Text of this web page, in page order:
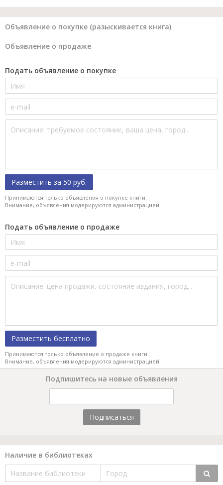
Объявление о покупке (разыскивается книга)
Объявление о продаже
Подать объявление о покупке
Разместить за 50 руб.
Принимаются только объявления о покупке книги.
Внимание, объявления модерируются администрацией.
Подать объявление о продаже
Разместить бесплатно
Принимаются только объявление о продаже книги.
Внимание, объявления модерируются администрацией.
Подпишитесь на новые объявления
Подписаться
Наличие в библиотеках